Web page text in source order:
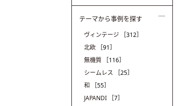
テーマから事例を探す
ヴィンテージ
［312］
北欧
［91］
無機質
［116］
シームレス
［25］
和
［55］
JAPANDI
［7］